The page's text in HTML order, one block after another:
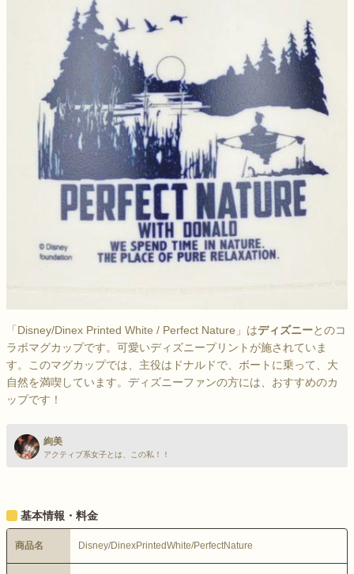
「Disney/Dinex Printed White / Perfect Nature」はディズニーとのコ
ラボマグカップです。可愛いディズニープリントが施されていま
す。このマグカップでは、主役はドナルドで、ボートに乗って、大
自然を満喫しています。ディズニーファンの方には、おすすめのカ
ップです！
絢美
アクティブ系女子とは、この私！！
基本情報・料金
商品名 Disney/DinexPrintedWhite/PerfectNature